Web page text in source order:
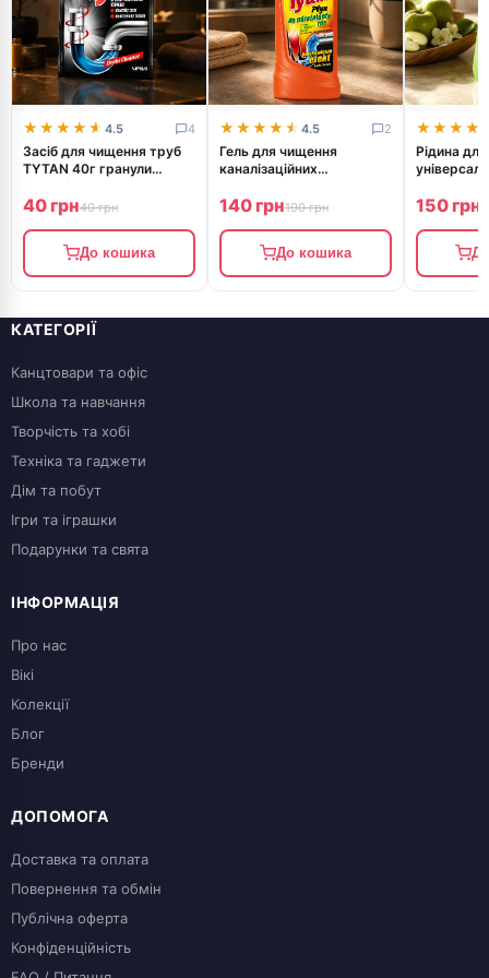
★★★★★
★★★★★ 4.5 4
Засіб для чищення труб
TYTAN 40г гранули
30510/T30580
40 грн40 грн
До кошика
★★★★★
★★★★★ 4.5 2
Гель для чищення
каналізаційних
30551/30550
140 грн190 грн
До кошика
Рідина
150 грн
КАТЕГОРІЇ
Канцтовари та офіс
Школа та навчання
Творчість та хобі
Техніка та гаджети
Дім та побут
Ігри та іграшки
Подарунки та свята
ІНФОРМАЦІЯ
Про нас
Вікі
Колекції
Блог
Бренди
ДОПОМОГА
Доставка та оплата
Повернення та обмін
Публічна оферта
Конфіденційність